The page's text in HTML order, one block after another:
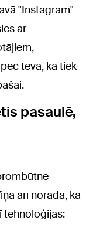
"Instagram"
ar
tēva, kā tiek
pasaulē,
arī norāda, ka
tehnoloģijas: